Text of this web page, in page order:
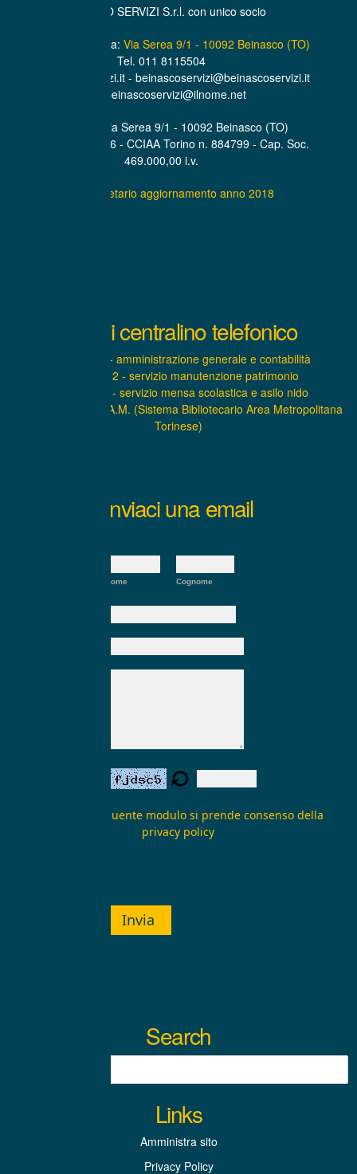
BEINASCO SERVIZI S.r.l. con unico socio
Sede Amministrativa: Via Serea 9/1 - 10092 Beinasco (TO)
Tel. 011 8115504
www.beinascoservizi.it - beinascoservizi@beinascoservizi.it
PEC. beinascoservizi@ilnome.net
Sede Legale Via Serea 9/1 - 10092 Beinasco (TO)
P.IVA. 07319600016 - CCIAA Torino n. 884799 - Cap. Soc.
469.000,00 i.v.
Statuto societario aggiornamento anno 2018
Interni centralino telefonico
INTERNO 1 - amministrazione generale e contabilità
INTERNO 2 - servizio manutenzione patrimonio
INTERNO 3 - servizio mensa scolastica e asilo nido
INTERNO 4 – S.B.A.M. (Sistema Bibliotecario Area Metropolitana
Torinese)
Inviaci una email
Nome Cognome
Inviando il seguente modulo si prende consenso della
privacy policy
Invia
Search
Links
Amministra sito
Privacy Policy